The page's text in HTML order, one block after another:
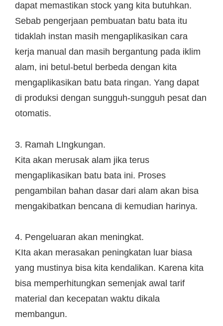
dapat memastikan stock yang kita butuhkan.
Sebab pengerjaan pembuatan batu bata itu
tidaklah instan masih mengaplikasikan cara
kerja manual dan masih bergantung pada iklim
alam, ini betul-betul berbeda dengan kita
mengaplikasikan batu bata ringan. Yang dapat
di produksi dengan sungguh-sungguh pesat dan
otomatis.
3. Ramah LIngkungan.
Kita akan merusak alam jika terus
mengaplikasikan batu bata ini. Proses
pengambilan bahan dasar dari alam akan bisa
mengakibatkan bencana di kemudian harinya.
4. Pengeluaran akan meningkat.
KIta akan merasakan peningkatan luar biasa
yang mustinya bisa kita kendalikan. Karena kita
bisa memperhitungkan semenjak awal tarif
material dan kecepatan waktu dikala
membangun.